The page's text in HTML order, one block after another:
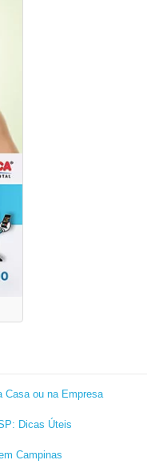
Casa ou na Empresa
Dicas Úteis
Campinas